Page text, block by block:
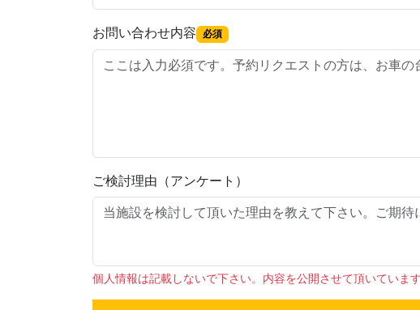
お問い合わせ内容 必須
ご検討理由（アンケート）
個人情報は記載しないで下さい。内容を公開させて頂いています